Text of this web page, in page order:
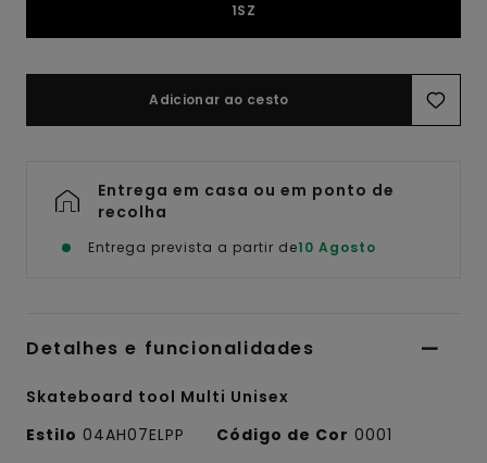
1SZ
Adicionar ao cesto
Entrega em casa ou em ponto de
recolha
Entrega prevista a partir de10 Agosto
Detalhes e funcionalidades
Skateboard tool Multi Unisex
Estilo 04AH07ELPP Código de Cor 0001